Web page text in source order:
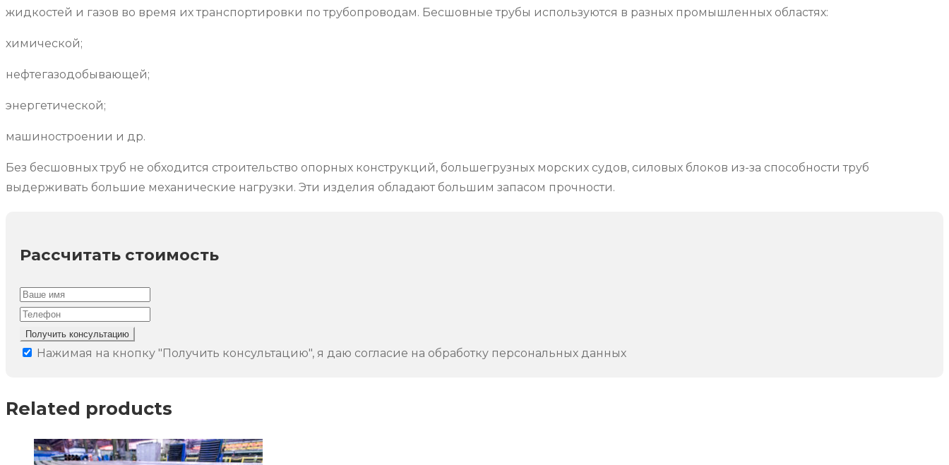
жидкостей и газов во время их транспортировки по трубопроводам. Бесшовные трубы используются в разных промышленных областях:
химической;
нефтегазодобывающей;
энергетической;
машиностроении и др.
Без бесшовных труб не обходится строительство опорных конструкций, большегрузных морских судов, силовых блоков из-за способности труб
выдерживать большие механические нагрузки. Эти изделия обладают большим запасом прочности.
Рассчитать стоимость
Получить консультацию
Нажимая на кнопку "Получить консультацию", я даю согласие на обработку персональных данных
Related products